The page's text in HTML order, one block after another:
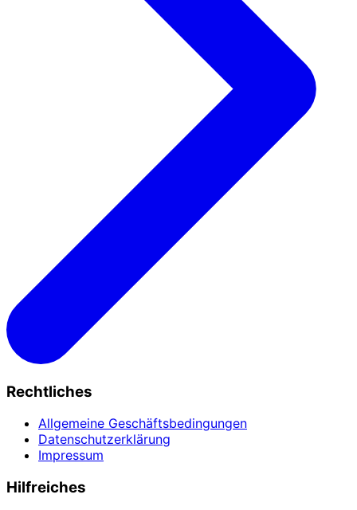
Rechtliches
Allgemeine Geschäftsbedingungen
Datenschutzerklärung
Impressum
Hilfreiches